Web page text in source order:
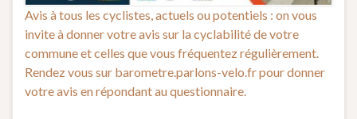
Avis à tous les cyclistes, actuels ou potentiels : on vous
invite à donner votre avis sur la cyclabilité de votre
commune et celles que vous fréquentez régulièrement.
Rendez vous sur barometre.parlons-velo.fr pour donner
votre avis en répondant au questionnaire.